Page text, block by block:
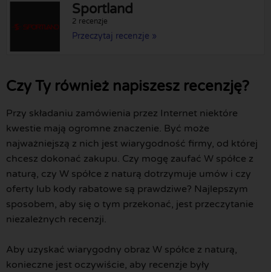
Sportland
2 recenzje
Przeczytaj recenzje »
Czy Ty również napiszesz recenzję?
Przy składaniu zamówienia przez Internet niektóre
kwestie mają ogromne znaczenie. Być może
najważniejszą z nich jest wiarygodność firmy, od której
chcesz dokonać zakupu. Czy mogę zaufać W spółce z
naturą, czy W spółce z naturą dotrzymuje umów i czy
oferty lub kody rabatowe są prawdziwe? Najlepszym
sposobem, aby się o tym przekonać, jest przeczytanie
niezależnych recenzji.
Aby uzyskać wiarygodny obraz W spółce z naturą,
konieczne jest oczywiście, aby recenzje były